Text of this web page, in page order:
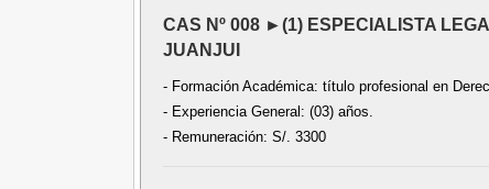
CAS Nº 008 ►(1) ESPECIALISTA
JUANJUI
- Formación Académica: título profesional en
- Experiencia General: (03) años.
- Remuneración: S/. 3300